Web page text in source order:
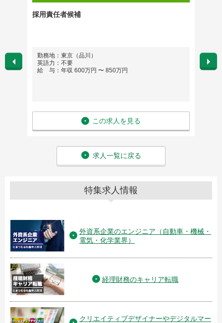
採用責任者候補
勤務地：東京（品川）
英語力：不要
給 与：年収 600万円 〜 850万円
この求人を見る
勤務
英語
給 与
求人一覧に戻る
特集求人情報
外資系企業のエンジニア（自動車・機械・
電気・化学業界）
経理財務のキャリア転職
クリエイティブデザイナーやデジタルマー